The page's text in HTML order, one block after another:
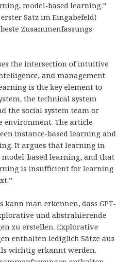
model-based learning:”
Satz im Eingabefeld)
Zusammenfassungs-
the intersection of intuitive
and management
is the key element to
the technical system
the social system team or
environment. The article
instance-based learning and
It argues that learning in
model-based learning, and that
is insufficient for learning
kann man erkennen, dass GPT-
und abstrahierende
zu erstellen. Explorative
enthalten lediglich Sätze aus
wichtig erkannt werden.